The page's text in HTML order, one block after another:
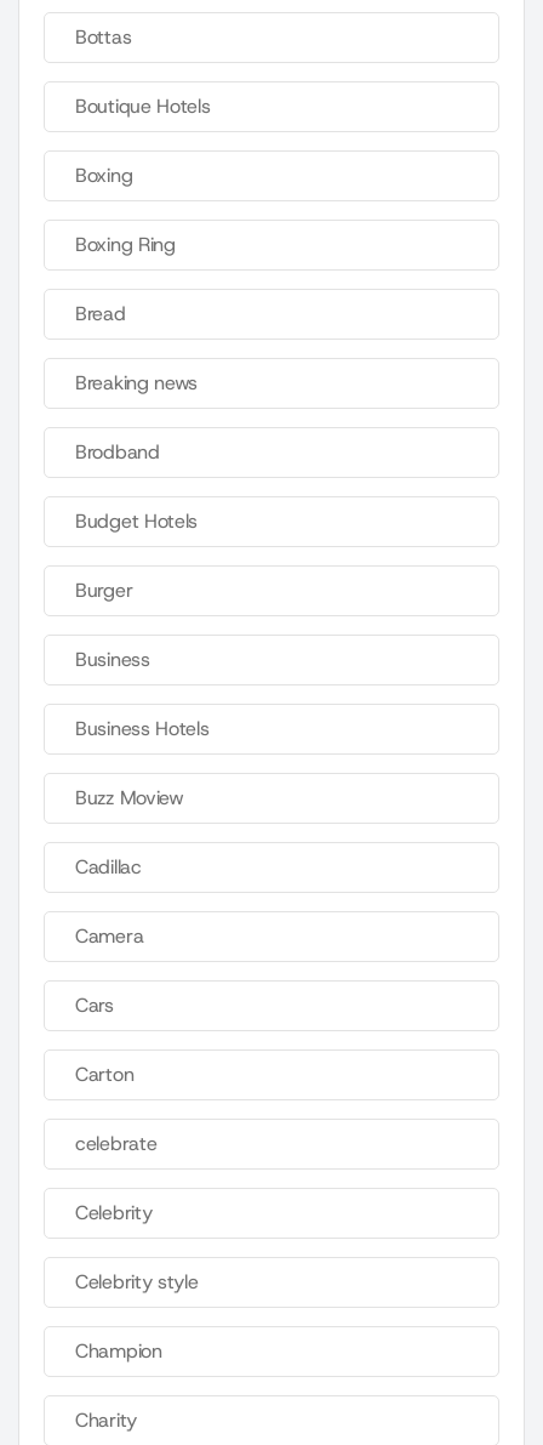
Bottas
Boutique Hotels
Boxing
Boxing Ring
Bread
Breaking news
Brodband
Budget Hotels
Burger
Business
Business Hotels
Buzz Moview
Cadillac
Camera
Cars
Carton
celebrate
Celebrity
Celebrity style
Champion
Charity